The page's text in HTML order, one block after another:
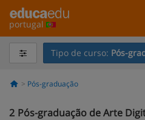
portugal
Tipo de curso: Pós-
Pós-graduação
2 Pós-graduação de Arte